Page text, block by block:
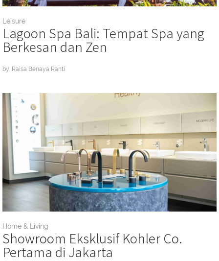
Leisure
Lagoon Spa Bali: Tempat Spa yang
Berkesan dan Zen
by: Raisa Benaya Ranti
Home & Living
Showroom Eksklusif Kohler Co.
Pertama di Jakarta